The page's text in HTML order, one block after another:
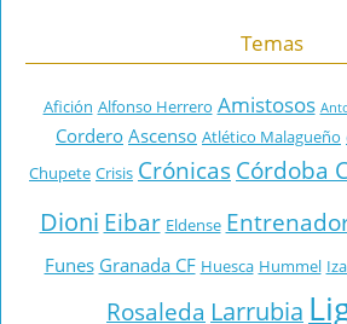
Temas
Afición Alfonso Herrero Amistosos
CorderoAscenso Atlético Malagueño
Chupete Crisis Crónicas Córdoba
Dioni Eibar Eldense
Funes Granada CF Huesca Hummel
Rosaleda Larrubia